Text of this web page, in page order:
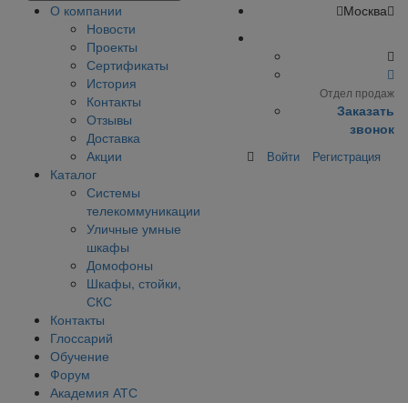
О компании
Новости
Проекты
Сертификаты
История
Контакты
Отзывы
Доставка
Акции
Каталог
Системы
телекоммуникации
Уличные умные
шкафы
Домофоны
Шкафы, стойки,
СКС
Контакты
Глоссарий
Обучение
Форум
Академия АТС
Москва
Отдел продаж
Заказать
звонок
Войти Регистрация